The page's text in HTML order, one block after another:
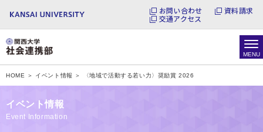
お問い合わせ
資料請求
交通アクセス
HOME ＞ イベント情報 ＞ 〈地域で活動する若い力〉奨励賞 2026
イベント情報
Event Information